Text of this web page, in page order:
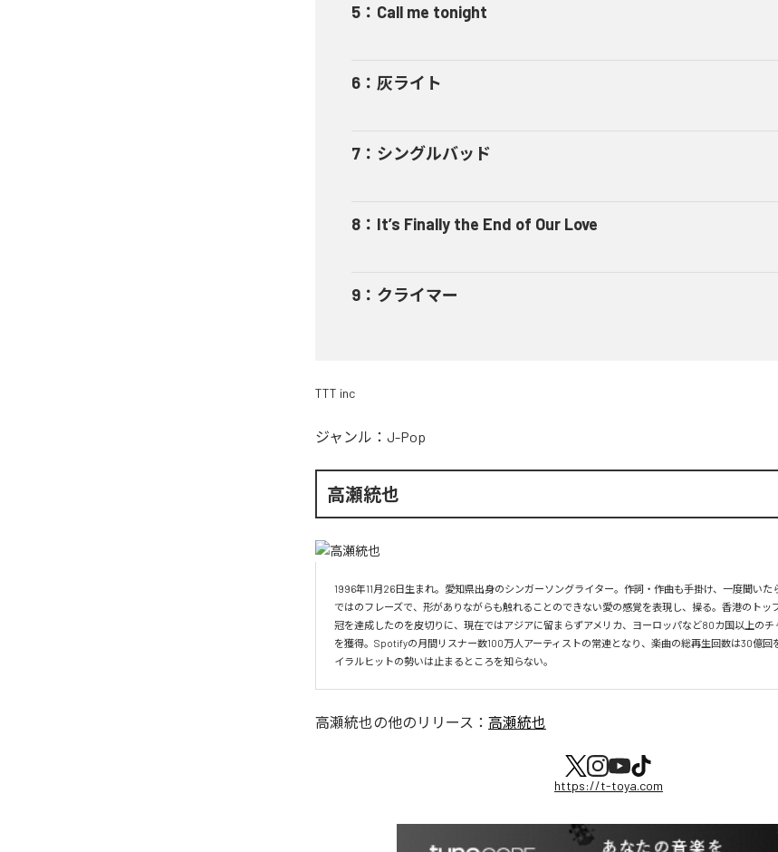
5 ： Call me tonight
6 ： 灰ライト
7 ： シングルバッド
8 ： It’s Finally the End of Our Love
9 ： クライマー
TTT inc
ジャンル： J-Pop
高瀬統也
1996年11月26日生まれ。愛知県出身のシンガーソングライター。作詞・作曲も手掛け、一度聞いた
ではのフレーズで、形がありながらも触れることのできない愛の感覚を表現し、操る。香港のトッ
冠を達成したのを皮切りに、現在ではアジアに留まらずアメリカ、ヨーロッパなど80カ国以上のチ
を獲得。Spotifyの月間リスナー数100万人アーティストの常連となり、楽曲の総再生回数は30億回
イラルヒットの勢いは止まるところを知らない。
高瀬統也の他のリリース： 高瀬統也
https://t-toya.com